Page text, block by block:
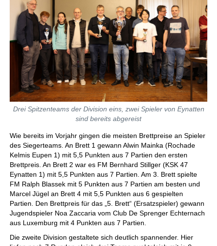
Drei Spitzenteams der Division eins, zwei Spieler von Eynatten
sind bereits abgereist
Wie bereits im Vorjahr gingen die meisten Brettpreise an Spieler
des Siegerteams. An Brett 1 gewann Alwin Mainka (Rochade
Kelmis Eupen 1) mit 5,5 Punkten aus 7 Partien den ersten
Brettpreis. An Brett 2 war es FM Bernhard Stillger (KSK 47
Eynatten 1) mit 5,5 Punkten aus 7 Partien. Am 3. Brett spielte
FM Ralph Blassek mit 5 Punkten aus 7 Partien am besten und
Marcel Jügel an Brett 4 mit 5,5 Punkten aus 6 gespielten
Partien. Den Brettpreis für das „5. Brett“ (Ersatzspieler) gewann
Jugendspieler Noa Zaccaria vom Club De Sprenger Echternach
aus Luxemburg mit 4 Punkten aus 7 Partien.
Die zweite Division gestaltete sich deutlich spannender. Hier